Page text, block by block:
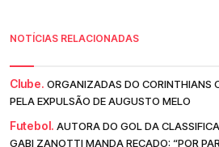
NOTÍCIAS RELACIONADAS
Clube. ORGANIZADAS DO CORINTHIANS
PELA EXPULSÃO DE AUGUSTO MELO
Futebol. AUTORA DO GOL DA
GABI ZANOTTI MANDA RECADO: “POR